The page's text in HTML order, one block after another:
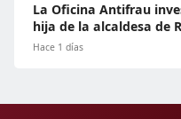
La Oficina Antifrau
hija de la alcaldesa de
Hace 1 días